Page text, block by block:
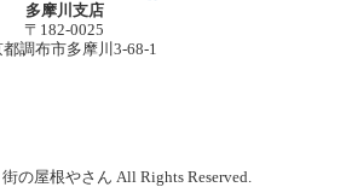
多摩川支店
〒182-0025
調布市多摩川3-68-1
の屋根やさん All Rights Reserved.